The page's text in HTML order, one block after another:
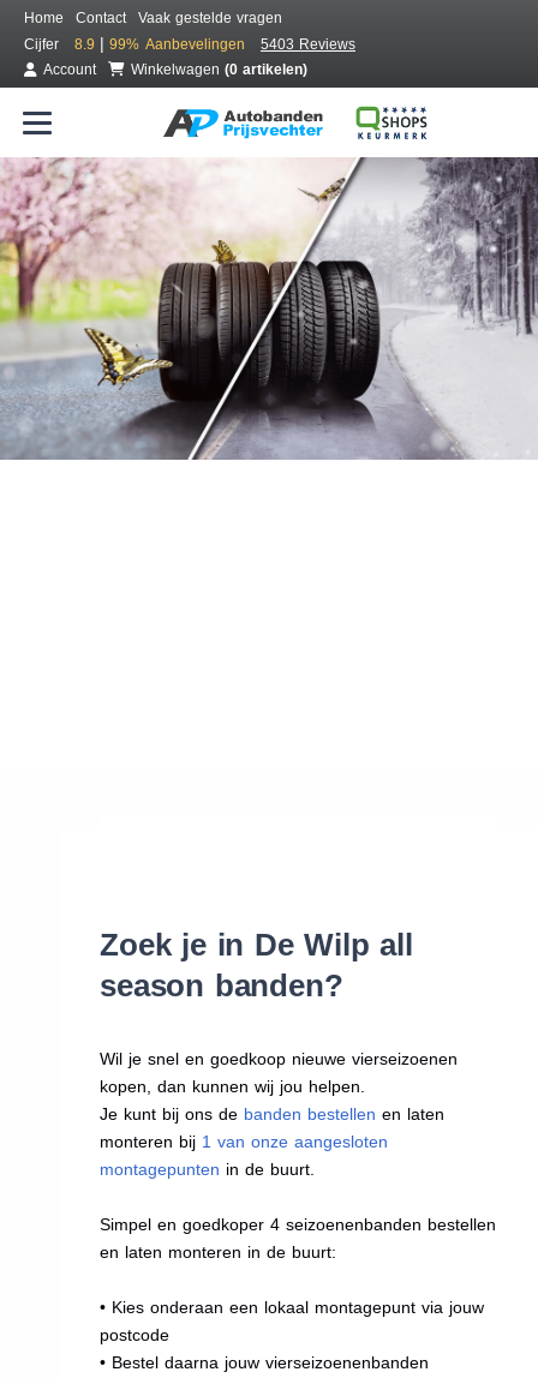
Home Contact
Vaak gestelde vragen
Cijfer
8.9 | 99% Aanbevelingen
5403 Reviews
Account
Winkelwagen (0 artikelen)
Bestel voordelig all season banden
Gratis bezorgd of montage bij jou in de buurt
Seizoen:
Merken:
Zoek je in De Wilp all
season banden?
Wil je snel en goedkoop nieuwe vierseizoenen
kopen, dan kunnen wij jou helpen.
Je kunt bij ons de banden bestellen en laten
monteren bij 1 van onze aangesloten
montagepunten in de buurt.
Simpel en goedkoper 4 seizoenenbanden bestellen
en laten monteren in de buurt:
• Kies onderaan een lokaal montagepunt via jouw
postcode
• Bestel daarna jouw vierseizoenenbanden